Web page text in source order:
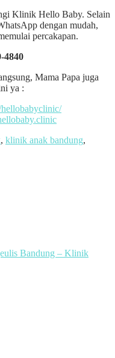
Klinik Hello Baby. Selain
dengan mudah,
percakapan.
4840
Mama Papa juga
ya :
, klinik anak bandung,